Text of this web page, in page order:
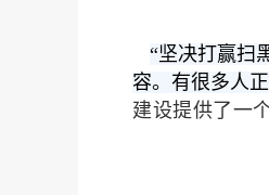
“坚决打赢扫
容。有很多人
建设提供了一